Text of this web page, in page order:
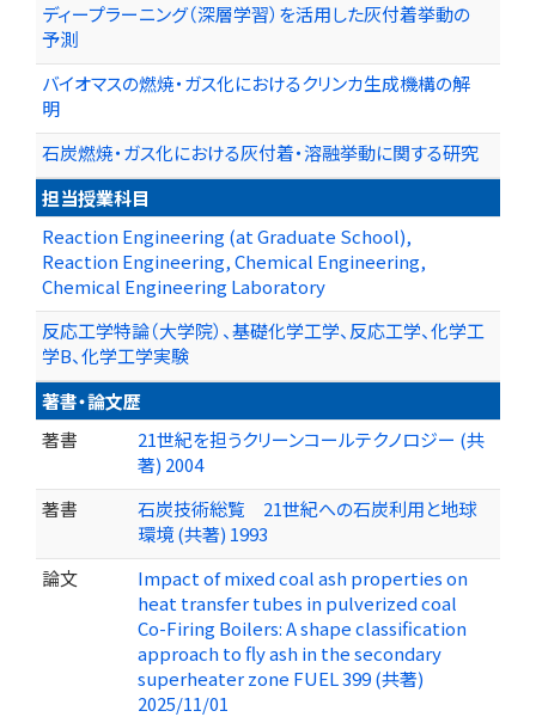
ディープラーニング（深層学習）を活用した灰付着挙動の
予測
バイオマスの燃焼・ガス化におけるクリンカ生成機構の解
明
石炭燃焼・ガス化における灰付着・溶融挙動に関する研究
担当授業科目
Reaction Engineering (at Graduate School),
Reaction Engineering, Chemical Engineering,
Chemical Engineering Laboratory
反応工学特論（大学院）、基礎化学工学、反応工学、化学工
学B、化学工学実験
著書・論文歴
著書
21世紀を担うクリーンコールテクノロジー (共
著) 2004
著書
石炭技術総覧 21世紀への石炭利用と地球
環境 (共著) 1993
論文
Impact of mixed coal ash properties on
heat transfer tubes in pulverized coal
Co-Firing Boilers: A shape classification
approach to fly ash in the secondary
superheater zone FUEL 399 (共著)
2025/11/01